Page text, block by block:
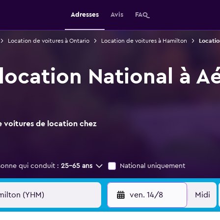
Adresses Avis FAQ
Location de voitures à Ontario Location de voitures à Hamilton
National à
voitures de location chez
qui conduit : 25-65 ans National uniquement
ven. 14/8 Midi